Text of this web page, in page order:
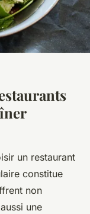
un restaurant
constitue
non
une